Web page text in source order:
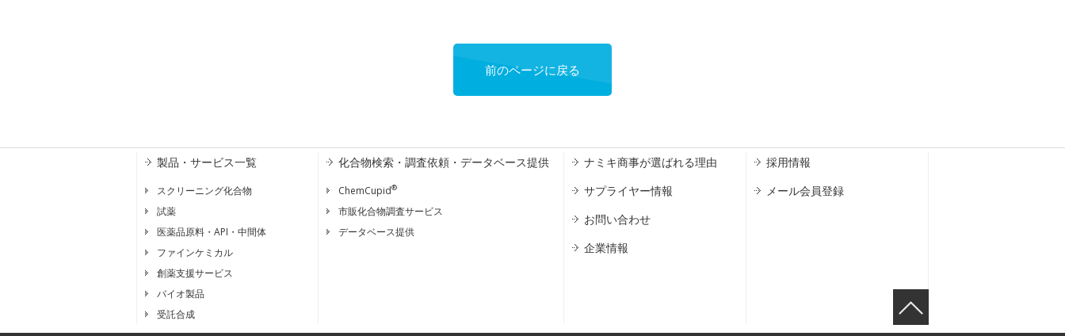
前のページに戻る
製品・サービス一覧
スクリーニング化合物
試薬
医薬品原料・API・中間体
ファインケミカル
創薬支援サービス
バイオ製品
受託合成
化合物検索・調査依頼・データベース提供
ChemCupid®
市販化合物調査サービス
データベース提供
ナミキ商事が選ばれる理由
サプライヤー情報
お問い合わせ
企業情報
採用情報
メール会員登録